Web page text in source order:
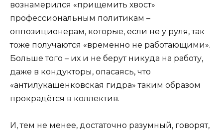
вознамерился «прищемить хвост»
профессиональным политикам –
оппозиционерам, которые, если не у руля, так
тоже получаются «временно не работающими».
Больше того – их и не берут никуда на работу,
даже в кондукторы, опасаясь, что
«антилукашенковская гидра» таким образом
прокрадётся в коллектив.
И, тем не менее, достаточно разумный, говорят,